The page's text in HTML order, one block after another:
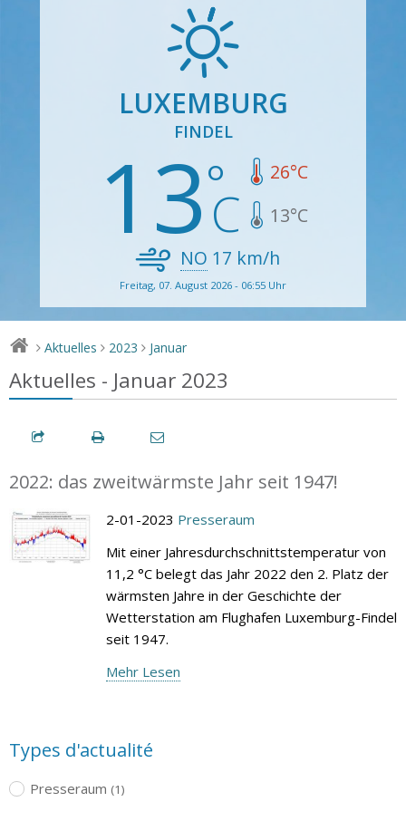
LUXEMBURG
FINDEL
13 26°C
13°C
NO 17 km/h
Freitag, 07. August 2026 - 06:55 Uhr
> Aktuelles > 2023 > Januar
Aktuelles - Januar 2023
2022: das zweitwärmste Jahr seit 1947!
2-01-2023 Presseraum
Mit einer Jahresdurchschnittstemperatur von
11,2 °C belegt das Jahr 2022 den 2. Platz der
wärmsten Jahre in der Geschichte der
Wetterstation am Flughafen Luxemburg-Findel
seit 1947.
Mehr Lesen
Types d'actualité
Presseraum (1)